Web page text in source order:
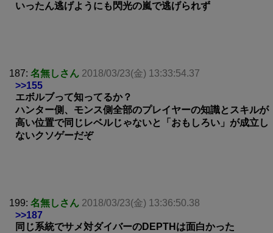
いったん逃げようにも閃光の嵐で逃げられず
187: 名無しさん 2018/03/23(金) 13:33:54.37
>>155
エボルブって知ってるか？
ハンター側、モンス側全部のプレイヤーの知識とスキルが
高い位置で同じレベルじゃないと「おもしろい」が成立し
ないクソゲーだぞ
199: 名無しさん 2018/03/23(金) 13:36:50.38
>>187
同じ系統でサメ対ダイバーのDEPTHは面白かった